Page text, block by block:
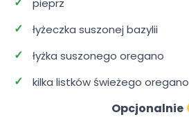
pieprz
łyżeczka suszonej bazylii
łyżka suszonego oregano
kilka listków świeżego oregano
Opcjonalnie